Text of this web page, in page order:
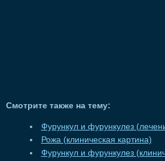
Смотрите также на тему:
Фурункул и фурункулез
Рожа (клиническая картина)
Фурункул и фурункулез